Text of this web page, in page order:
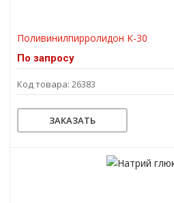
Поливинилпирролидон К-30
По запросу
Код товара: 26383
ЗАКАЗАТЬ